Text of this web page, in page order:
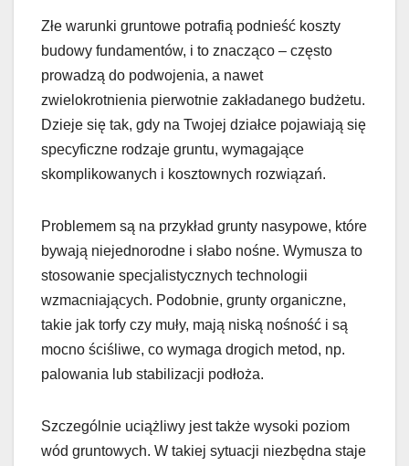
Złe warunki gruntowe potrafią podnieść koszty
budowy fundamentów, i to znacząco – często
prowadzą do podwojenia, a nawet
zwielokrotnienia pierwotnie zakładanego budżetu.
Dzieje się tak, gdy na Twojej działce pojawiają się
specyficzne rodzaje gruntu, wymagające
skomplikowanych i kosztownych rozwiązań.
Problemem są na przykład grunty nasypowe, które
bywają niejednorodne i słabo nośne. Wymusza to
stosowanie specjalistycznych technologii
wzmacniających. Podobnie, grunty organiczne,
takie jak torfy czy muły, mają niską nośność i są
mocno ściśliwe, co wymaga drogich metod, np.
palowania lub stabilizacji podłoża.
Szczególnie uciążliwy jest także wysoki poziom
wód gruntowych. W takiej sytuacji niezbędna staje